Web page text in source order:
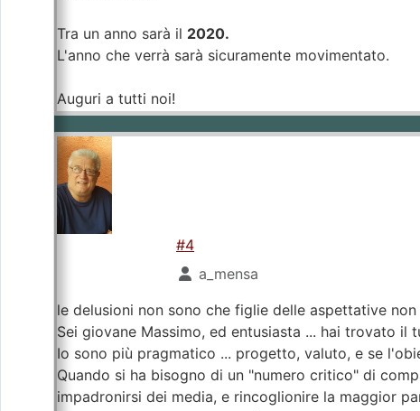
Tra un anno sarà il 2020.
L'anno che verrà sarà sicuramente movimentato.
Auguri a tutti noi!
#4
a_mensa
le delusioni non sono che figlie delle aspettative
Sei giovane Massimo, ed entusiasta ... hai trovato
Io sono più pragmatico ... progetto, valuto, e se
Quando si ha bisogno di un "numero critico" di
impadronirsi dei media, e rincoglionire la maggior